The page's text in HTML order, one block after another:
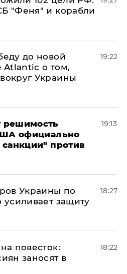
"Феня" и корабли
до новой
Atlantic о том,
Украины
19:22
решимость
официально
санкции" против
19:13
Украины по
усиливает защиту
18:27
повесток:
заносят в
18:22